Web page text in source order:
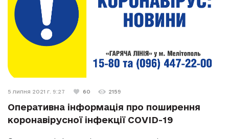
5 липня 2021 г. 9:27 60 2159
Оперативна інформація про поширення
коронавірусної інфекції COVID-19